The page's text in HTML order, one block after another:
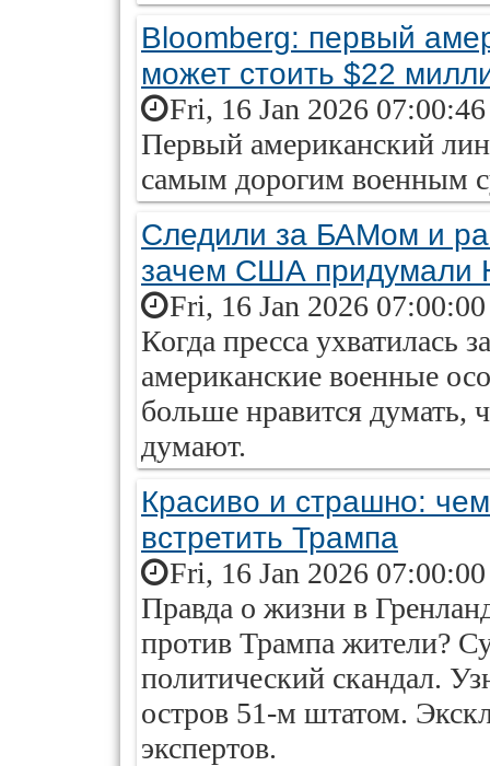
Bloomberg: первый
может стоить $22
Fri, 16 Jan 2026
Первый американский
самым дорогим военным
Следили за БАМом и
зачем США придумали
Fri, 16 Jan 2026
Когда пресса ухватилась
американские военные
больше нравится думать,
думают.
Красиво и страшно:
встретить Трампа
Fri, 16 Jan 2026
Правда о жизни в
против Трампа жители?
политический скандал.
остров 51-м штатом.
экспертов.